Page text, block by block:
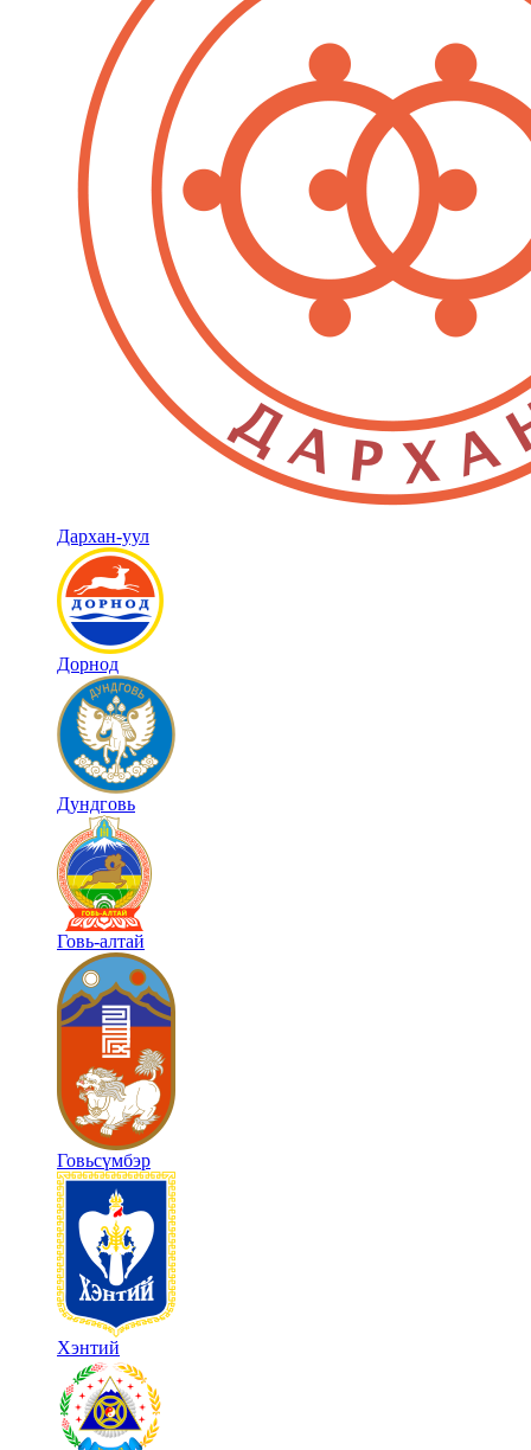
Дархан-уул
Дорнод
Дундговь
Говь-алтай
Говьсүмбэр
Хэнтий